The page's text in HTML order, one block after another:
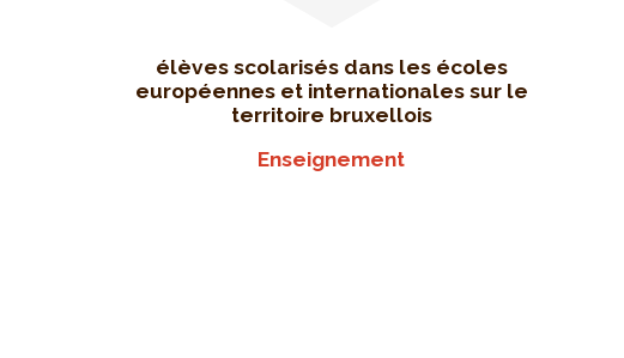
élèves scolarisés dans les écoles
européennes et internationales sur le
territoire bruxellois
Enseignement